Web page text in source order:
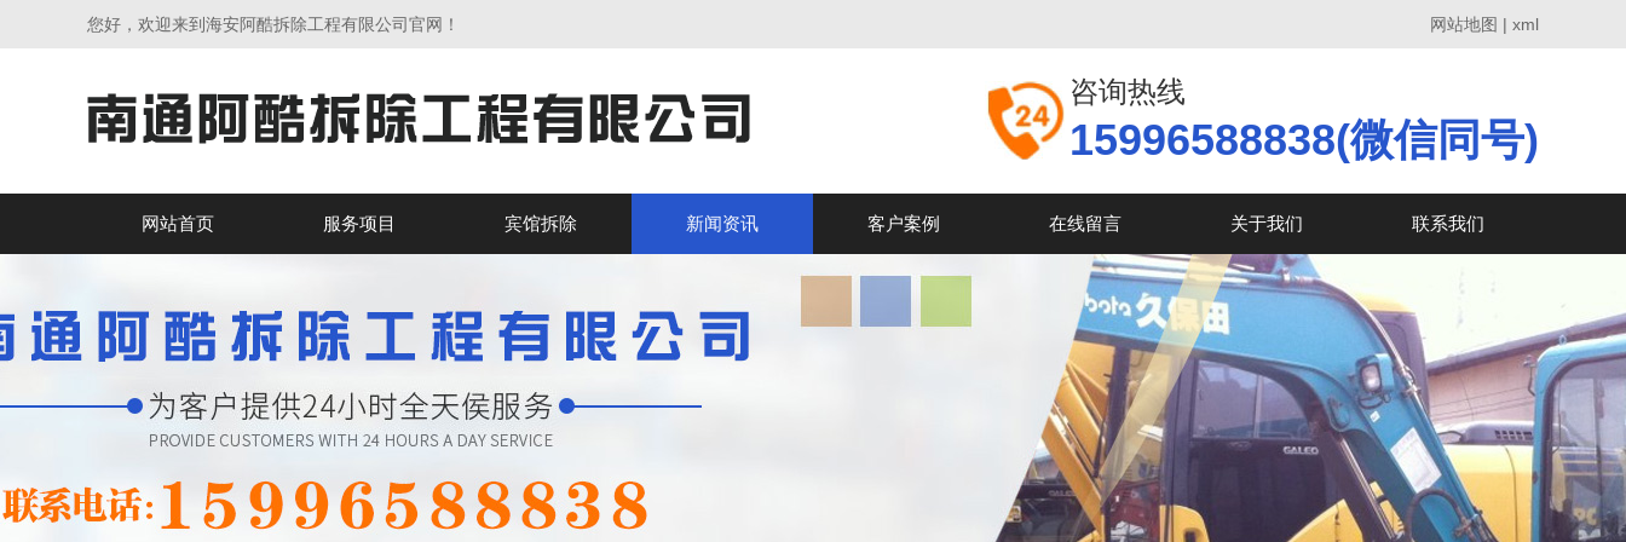
您好，欢迎来到海安阿酷拆除工程有限公司官网！ 网站地图 | xml
咨询热线
15996588838(微信同号)
网站首页 服务项目 宾馆拆除 新闻资讯 客户案例 在线留言 关于我们 联系我们